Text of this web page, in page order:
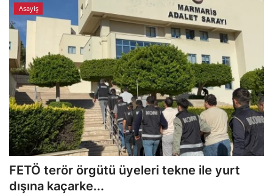
Bodrum Trafik Yoğunluk Haritası
Turizm
Siyaset
Bodrum Nöbetçi Eczaneler
Köşe Yazarları
Spor
Asayiş
FETÖ terör örgütü üyeleri tekne ile yurt
dışına kaçarke...